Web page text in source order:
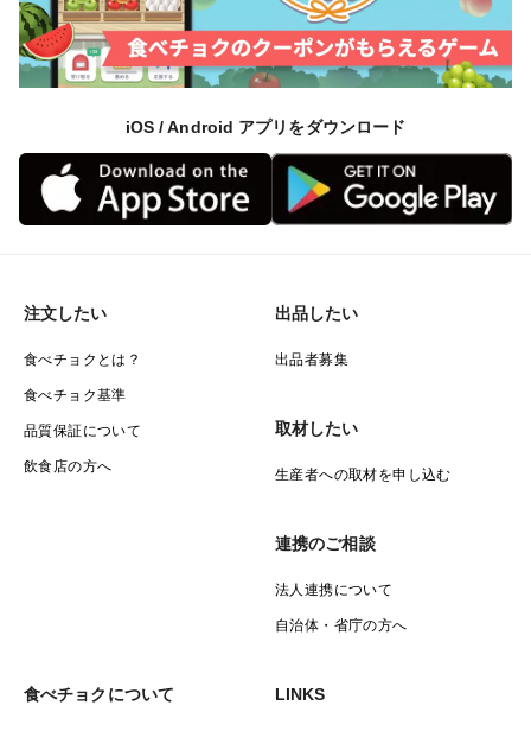
iOS / Android アプリをダウンロード
注文したい
食べチョクとは？
食べチョク基準
品質保証について
飲食店の方へ
出品したい
出品者募集
取材したい
生産者への取材を申し込む
連携のご相談
法人連携について
自治体・省庁の方へ
食べチョクについて LINKS